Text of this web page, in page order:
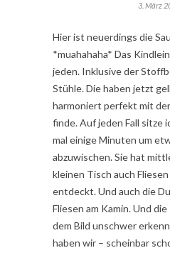
3. März
Hier ist neuerdings die
*muahahaha* Das
jeden. Inklusive der
Stühle. Die haben jetzt
harmoniert perfekt mit
finde. Auf jeden Fall sitze
mal einige Minuten um
abzuwischen. Sie hat
kleinen Tisch auch
entdeckt. Und auch die
Fliesen am Kamin. Und
dem Bild unschwer
haben wir – scheinbar